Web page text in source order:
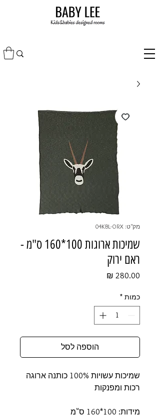
מק"ט: 04KBL-ORX
שמיכות ארוגות 100*160 ס"מ -
ראם ירוק
כמות *
הוספה לסל
שמיכות עשויות 100% כותנה ארוגה
רכות ומפנקות
מידות: 100*160 ס"מ